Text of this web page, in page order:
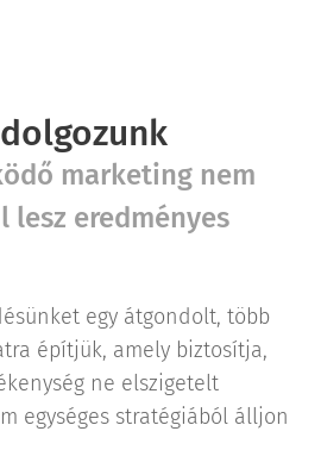
marketing nem
lesz eredményes
egy átgondolt, több
építjük, amely biztosítja,
ne elszigetelt
egységes stratégiából álljon